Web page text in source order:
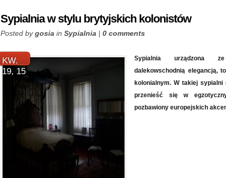
Sypialnia w stylu brytyjskich kolonistów
Posted bygosia in Sypialnia | 0 comments
KW.
19, 15
Sypialnia urządzona
dalekowschodnią elegancją,
kolonialnym. W takiej sypialni
przenieść się w
pozbawiony europejskich